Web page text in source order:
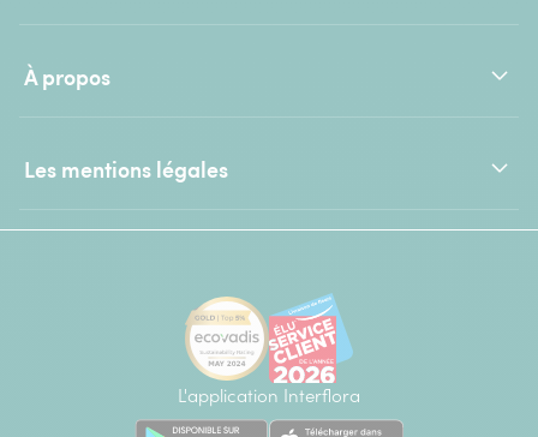
À propos
Les mentions légales
L'application Interflora